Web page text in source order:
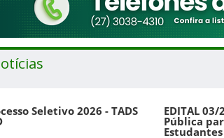
Seletivo 2026 - TADS EDITAL
Pública